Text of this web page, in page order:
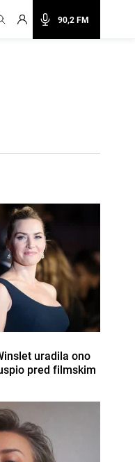
90,2 FM
uradila ono
pred filmskim